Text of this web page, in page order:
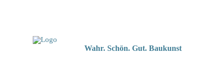
Wahr. Schön. Gut. Baukunst